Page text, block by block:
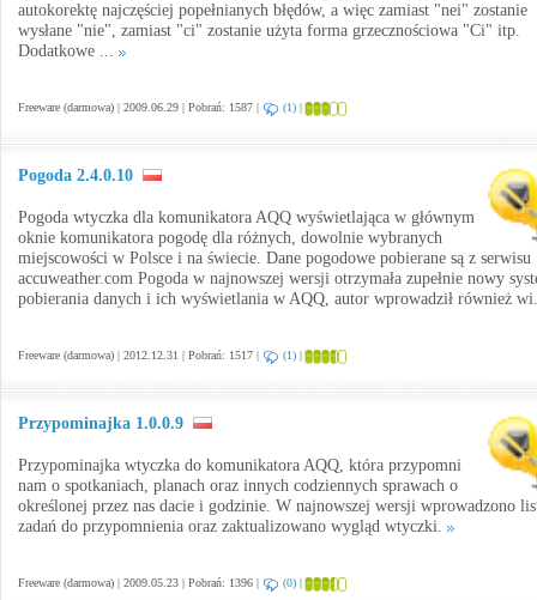
autokorektę najczęściej popełnianych błędów, a więc zamiast "nei" zostanie
wysłane "nie", zamiast "ci" zostanie użyta forma grzecznościowa "Ci" itp.
Dodatkowe ...
Freeware (darmowa) | 2009.06.29 | Pobrań: 1587 | (1) |
Pogoda 2.4.0.10
Pogoda wtyczka dla komunikatora AQQ wyświetlająca w głównym
oknie komunikatora pogodę dla różnych, dowolnie wybranych
miejscowości w Polsce i na świecie. Dane pogodowe pobierane są z serwisu
accuweather.com Pogoda w najnowszej wersji otrzymała zupełnie nowy
pobierania danych i ich wyświetlania w AQQ, autor wprowadził również
Freeware (darmowa) | 2012.12.31 | Pobrań: 1517 | (1) |
Przypominajka 1.0.0.9
Przypominajka wtyczka do komunikatora AQQ, która przypomni
nam o spotkaniach, planach oraz innych codziennych sprawach o
określonej przez nas dacie i godzinie. W najnowszej wersji wprowadzono
zadań do przypomnienia oraz zaktualizowano wygląd wtyczki.
Freeware (darmowa) | 2009.05.23 | Pobrań: 1396 | (0) |